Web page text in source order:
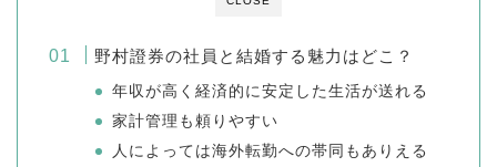
野村證券の社員と結婚する魅力はどこ？
年収が高く経済的に安定した生活が送れる
家計管理も頼りやすい
人によっては海外転勤への帯同もありえる